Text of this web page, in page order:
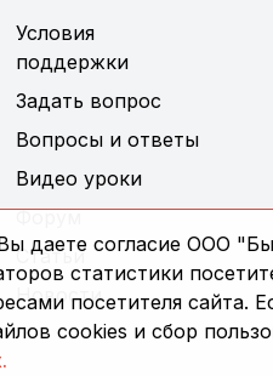
Условия
поддержки
Задать вопрос
Вопросы и ответы
Видео уроки
Форум
Статьи
Новости
даете согласие ООО
статистики
посетителя
cookies и сбор